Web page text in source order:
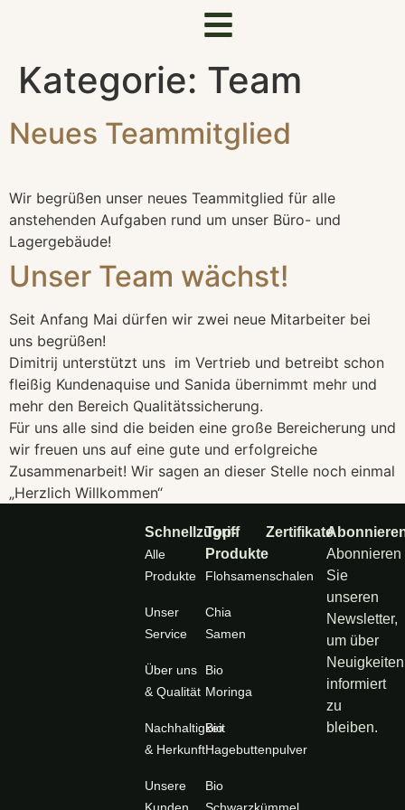
Kategorie: Team
Neues Teammitglied
Wir begrüßen unser neues Teammitglied für alle
anstehenden Aufgaben rund um unser Büro- und
Lagergebäude!
Unser Team wächst!
Seit Anfang Mai dürfen wir zwei neue Mitarbeiter bei
uns begrüßen!
Dimitrij unterstützt uns im Vertrieb und betreibt schon
fleißig Kundenaquise und Sanida übernimmt mehr und
mehr den Bereich Qualitätssicherung.
Für uns alle sind die beiden eine große Bereicherung und
wir freuen uns auf eine gute und erfolgreiche
Zusammenarbeit! Wir sagen an dieser Stelle noch einmal
„Herzlich Willkommen“
Schnellzugriff
Alle
Produkte
Unser
Service
Über uns
& Qualität
Nachhaltigkeit
& Herkunft
Unsere
Top-
Produkte
Flohsamenschalen
Chia
Samen
Bio
Moringa
Bio
Hagebuttenpulver
Bio
Zertifikate
Abonnieren
Sie
unseren
Newsletter,
um über
Neuigkeiten
informiert
zu
bleiben.